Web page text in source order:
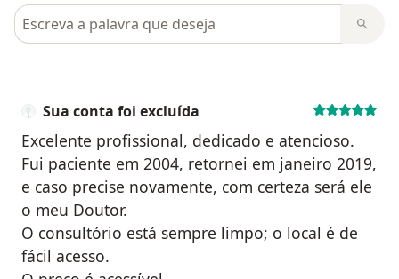
Pesquisar em opiniões
Sua conta foi excluída
Excelente profissional, dedicado e atencioso.
Fui paciente em 2004, retornei em janeiro 2019,
e caso precise novamente, com certeza será ele
o meu Doutor.
O consultório está sempre limpo; o local é de
fácil acesso.